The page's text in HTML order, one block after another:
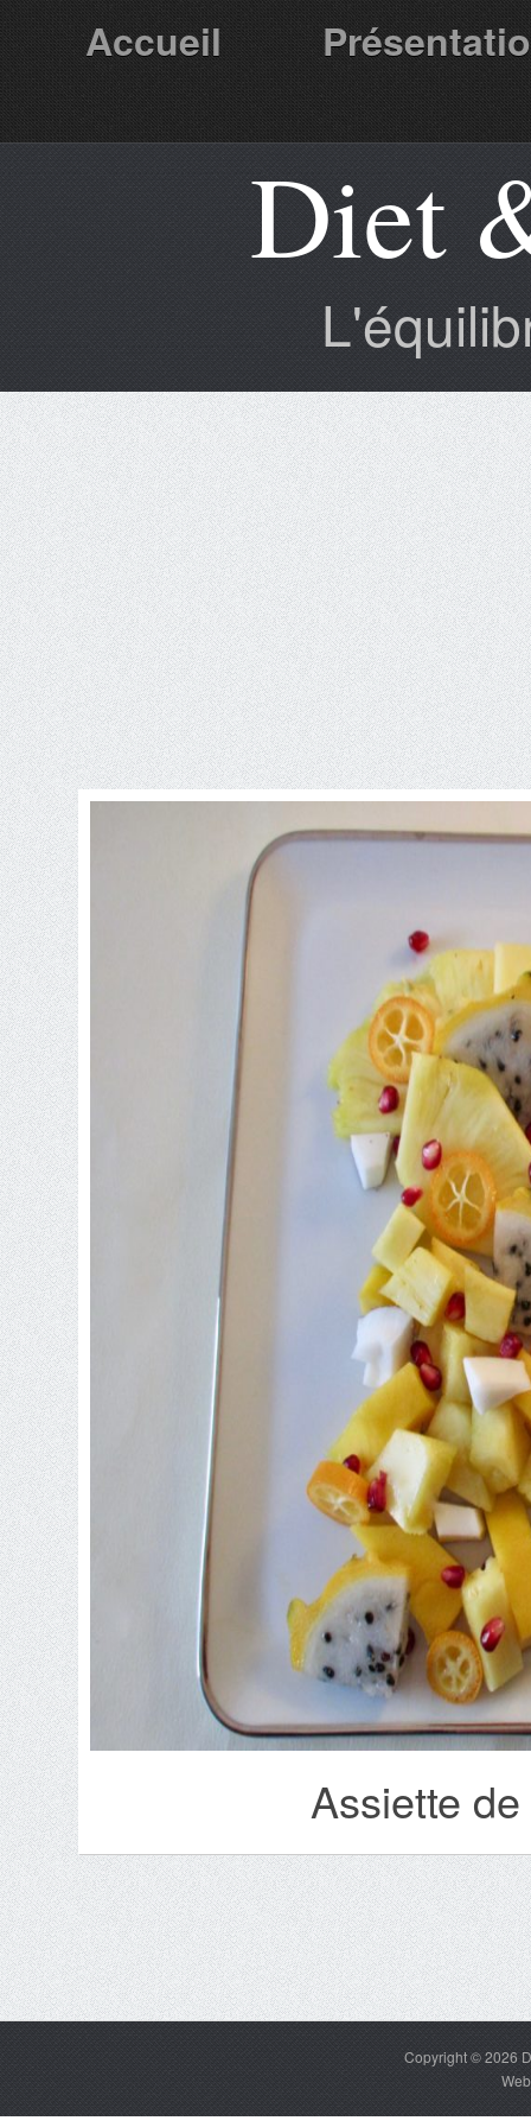
Accueil
Partenaires Diet
Assiette
Copyright © 2026